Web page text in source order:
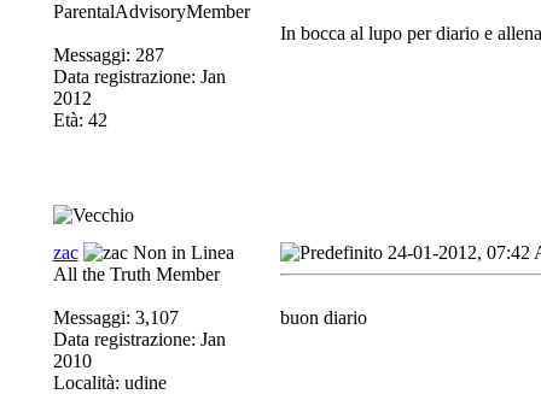
ParentalAdvisoryMember
Messaggi: 287
Data registrazione: Jan
2012
Età: 42
In bocca al lupo per diario e
zac
All the Truth Member
Messaggi: 3,107
Data registrazione: Jan
2010
Località: udine
24-01-2012, 07:42
buon diario